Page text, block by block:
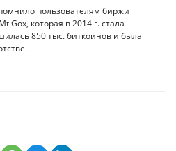
пользователям биржи
Gox, которая в 2014 г. стала
850 тыс. биткоинов и была
рынка рекламы в 2019 году
киберугроз будущего